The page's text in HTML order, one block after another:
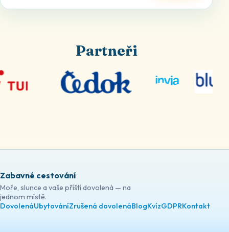
Partneři
Zabavné cestování
Moře, slunce a vaše příští dovolená — na
jednom místě.
DovolenáUbytováníZrušená dovolenáBlogKvízGDPRKontakt